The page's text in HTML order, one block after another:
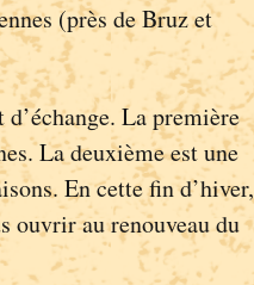
(près de Bruz et
La première
La deuxième est une
En cette fin d’hiver,
ouvrir au renouveau du